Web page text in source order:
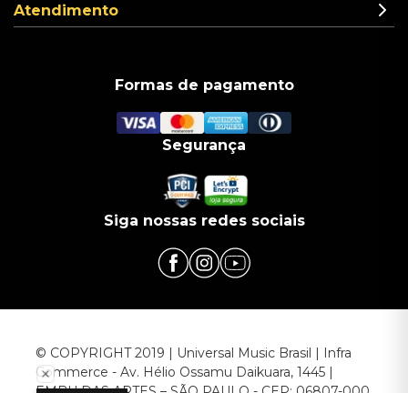
Atendimento
Formas de pagamento
Segurança
Siga nossas redes sociais
© COPYRIGHT 2019 | Universal Music Brasil | Infra
Commerce - Av. Hélio Ossamu Daikuara, 1445 |